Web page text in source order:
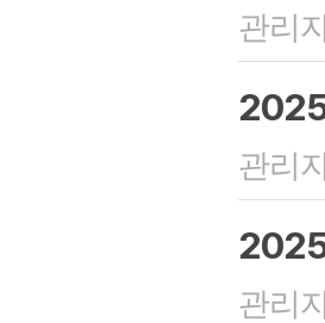
관리
관리
관리